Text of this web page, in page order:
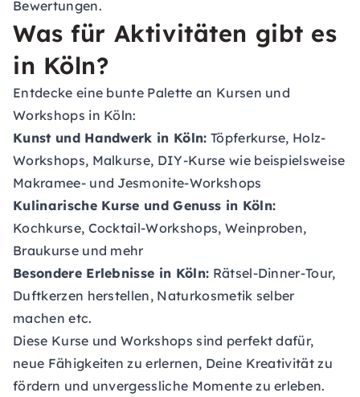
Bewertungen.
Was für Aktivitäten gibt es
in Köln?
Entdecke eine bunte Palette an Kursen und
Workshops in Köln:
Kunst und Handwerk in Köln: Töpferkurse, Holz-
Workshops, Malkurse, DIY-Kurse wie beispielsweise
Makramee- und Jesmonite-Workshops
Kulinarische Kurse und Genuss in Köln:
Kochkurse, Cocktail-Workshops, Weinproben,
Braukurse und mehr
Besondere Erlebnisse in Köln: Rätsel-Dinner-Tour,
Duftkerzen herstellen, Naturkosmetik selber
machen etc.
Diese Kurse und Workshops sind perfekt dafür,
neue Fähigkeiten zu erlernen, Deine Kreativität zu
fördern und unvergessliche Momente zu erleben.